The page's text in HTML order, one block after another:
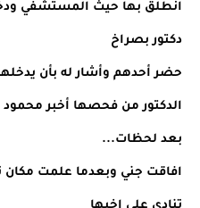
انطلق بها حيث المستشفي
دكتور بصراخ
حضر أحدهم وأشار له بأن
الدكتور من فحصها أخبر
بعد لحظات...
افاقت جني وبعدما علمت